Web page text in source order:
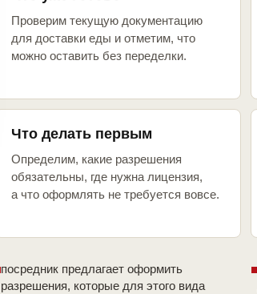
Проверим текущую документацию
для доставки еды и отметим, что
можно оставить без переделки.
Что делать первым
Определим, какие разрешения
обязательны, где нужна лицензия,
а что оформлять не требуется вовсе.
посредник предлагает оформить
разрешения, которые для этого вида